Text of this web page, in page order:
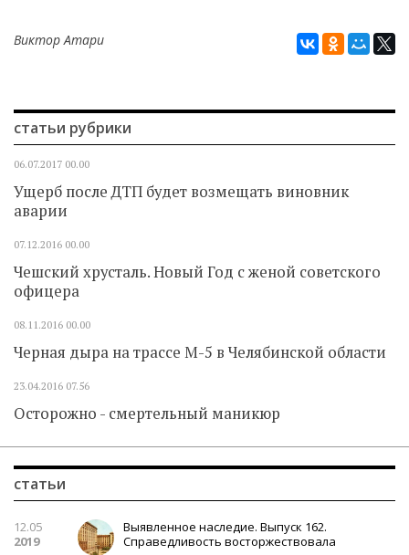
Виктор Атари
статьи рубрики
06.07.2017 00.00
Ущерб после ДТП будет возмещать виновник
аварии
07.12.2016 00.00
Чешский хрусталь. Новый Год с женой советского
офицера
08.11.2016 00.00
Черная дыра на трассе М-5 в Челябинской области
23.04.2016 07.56
Осторожно - смертельный маникюр
статьи
12.05
2019
Выявленное наследие. Выпуск 162.
Справедливость восторжествовала